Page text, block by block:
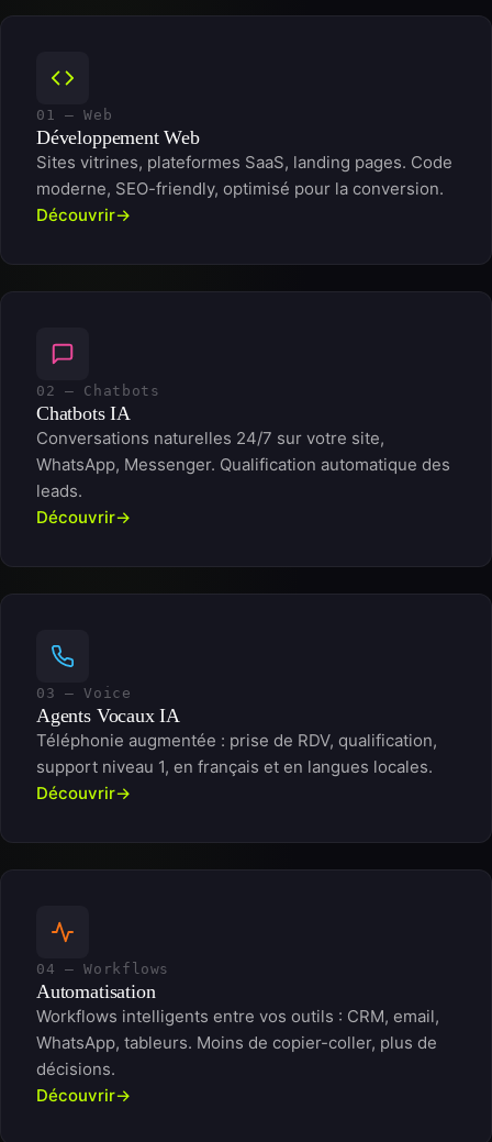
01 — Web
Développement Web
Sites vitrines, plateformes SaaS, landing pages. Code
moderne, SEO-friendly, optimisé pour la conversion.
Découvrir
02 — Chatbots
Chatbots IA
Conversations naturelles 24/7 sur votre site,
WhatsApp, Messenger. Qualification automatique des
leads.
Découvrir
03 — Voice
Agents Vocaux IA
Téléphonie augmentée : prise de RDV, qualification,
support niveau 1, en français et en langues locales.
Découvrir
04 — Workflows
Automatisation
Workflows intelligents entre vos outils : CRM, email,
WhatsApp, tableurs. Moins de copier-coller, plus de
décisions.
Découvrir